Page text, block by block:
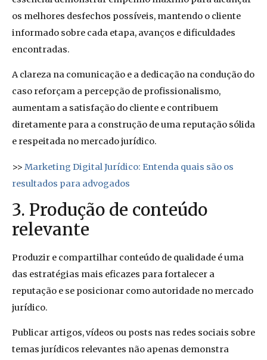
os melhores desfechos possíveis, mantendo o cliente
informado sobre cada etapa, avanços e dificuldades
encontradas.
A clareza na comunicação e a dedicação na condução do
caso reforçam a percepção de profissionalismo,
aumentam a satisfação do cliente e contribuem
diretamente para a construção de uma reputação sólida
e respeitada no mercado jurídico.
>> Marketing Digital Jurídico: Entenda quais são os
resultados para advogados
3. Produção de conteúdo
relevante
Produzir e compartilhar conteúdo de qualidade é uma
das estratégias mais eficazes para fortalecer a
reputação e se posicionar como autoridade no mercado
jurídico.
Publicar artigos, vídeos ou posts nas redes sociais sobre
temas jurídicos relevantes não apenas demonstra